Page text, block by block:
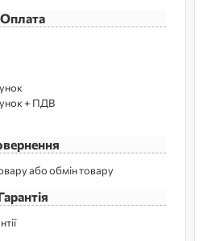
Оплата
+ ПДВ
або обмін товару